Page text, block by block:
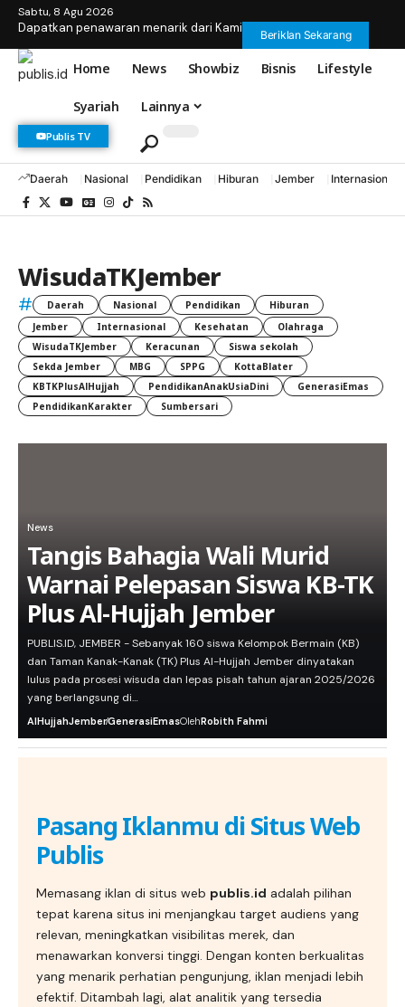
Sabtu, 8 Agu 2026
Dapatkan penawaran menarik dari Kami Beriklan Sekarang
Home News Showbiz Bisnis Lifestyle
Syariah Lainnya
Publis TV
Daerah Nasional Pendidikan Hiburan Jember Internasional
WisudaTKJember
# Daerah Nasional Pendidikan
Hiburan
Jember
Internasional Kesehatan
Olahraga
WisudaTKJember
Keracunan
Siswa sekolah
Sekda Jember
MBG SPPG
KottaBlater
KBTKPlusAlHujjah
PendidikanAnakUsiaDini
GenerasiEmas
PendidikanKarakter
Sumbersari
News
Tangis Bahagia Wali Murid
Warnai Pelepasan Siswa KB-TK
Plus Al-Hujjah Jember
PUBLIS.ID, JEMBER - Sebanyak 160 siswa Kelompok Bermain (KB)
dan Taman Kanak-Kanak (TK) Plus Al-Hujjah Jember dinyatakan
lulus pada prosesi wisuda dan lepas pisah tahun ajaran 2025/2026
yang berlangsung di…
AlHujjahJemberGenerasiEmasOlehRobith Fahmi
Pasang Iklanmu di Situs Web
Publis
Memasang iklan di situs web publis.id adalah pilihan
tepat karena situs ini menjangkau target audiens yang
relevan, meningkatkan visibilitas merek, dan
menawarkan konversi tinggi. Dengan konten berkualitas
yang menarik perhatian pengunjung, iklan menjadi lebih
efektif. Ditambah lagi, alat analitik yang tersedia